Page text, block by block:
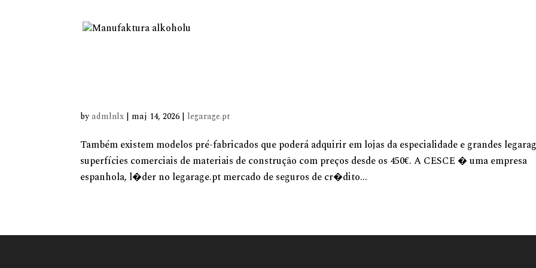
byadmlnlx | maj 14, 2026 | legarage.pt
Também existem modelos pré-fabricados que poderá adquirir em lojas da especialidade e grandes
superfícies comerciais de materiais de construção com preços desde os 450€. A CESCE � uma empresa
espanhola, l�der no legarage.pt mercado de seguros de cr�dito...